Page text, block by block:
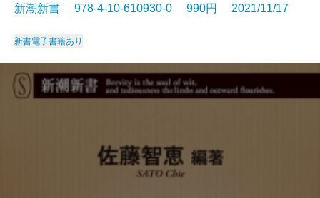
新潮新書 978-4-10-610930-0 990円 2021/11/17
新書電子書籍あり